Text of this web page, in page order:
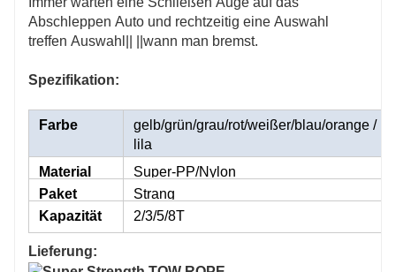
Abschleppen Auto und rechtzeitig eine Auswahl
treffen Auswahl|| ||wann man bremst.
Spezifikation:
Farbe gelb/grün/grau/rot/weißer/blau/orange /
lila
Material
Super-PP/Nylon
Paket
Strang
Kapazität
2/3/5/8T
Lieferung: